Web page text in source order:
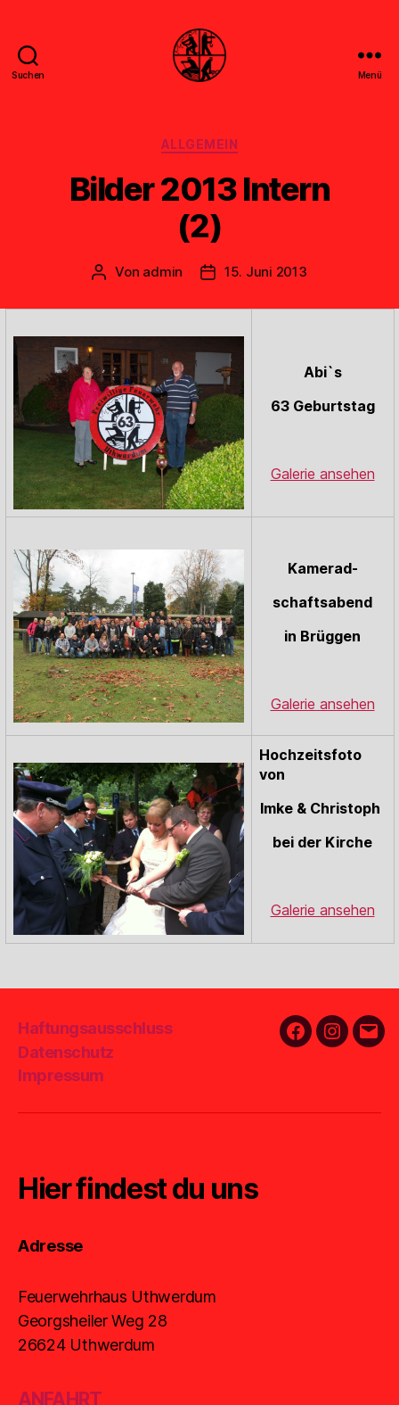
Suchen Menü
Kategorien
ALLGEMEIN
Bilder 2013 Intern
(2)
Beitragsautor
Von admin Veröffentlichungsdatum
15. Juni 2013
Abi`s
63 Geburtstag
Galerie ansehen
Kamerad-
schaftsabend
in Brüggen
Galerie ansehen
Hochzeitsfoto
von
Imke & Christoph
bei der Kirche
Galerie ansehen
Haftungsausschluss
Datenschutz
Impressum
FacebookE-
Hier findest du uns
Adresse
Feuerwehrhaus Uthwerdum
Georgsheiler Weg 28
26624 Uthwerdum
ANFAHRT